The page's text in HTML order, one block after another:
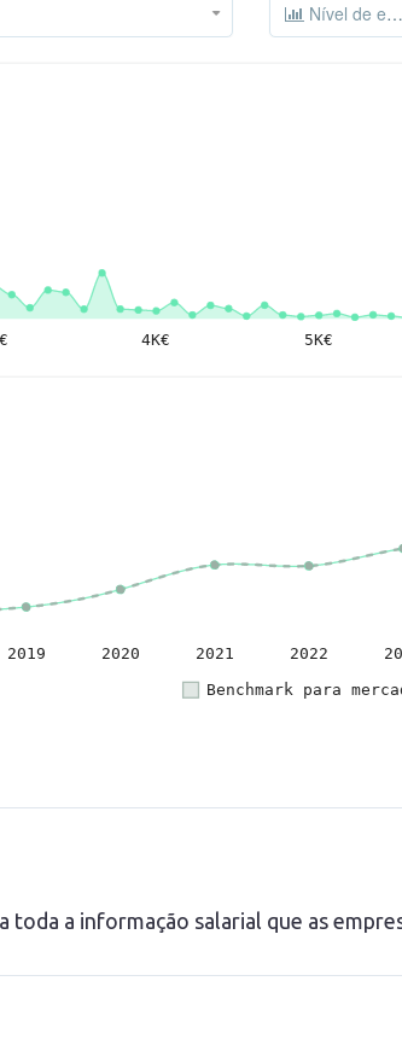
Nível de experiência
a informação salarial que as